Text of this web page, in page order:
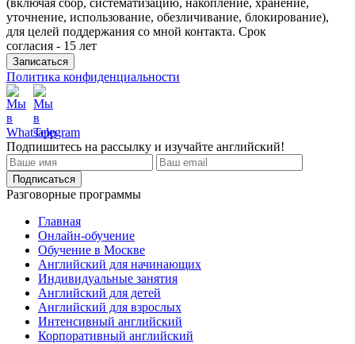
(включая сбор, систематизацию, накопление, хранение,
уточнение, использование, обезличивание, блокирование),
для целей поддержания со мной контакта. Срок
согласия - 15 лет
Политика конфиденциальности
Подпишитесь на рассылку и изучайте английский!
Разговорные программы
Главная
Онлайн-обучение
Обучение в Москве
Английский для начинающих
Индивидуальные занятия
Английский для детей
Английский для взрослых
Интенсивный английский
Корпоративный английский